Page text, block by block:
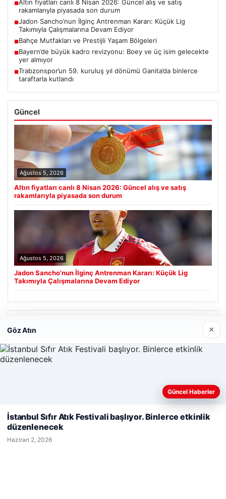
■Altın fiyatları canlı 8 Nisan 2026: Güncel alış ve satış
rakamlarıyla piyasada son durum
■Jadon Sancho’nun İlginç Antrenman Kararı: Küçük Lig
Takımıyla Çalışmalarına Devam Ediyor
■Bahçe Mutfakları ve Prestijli Yaşam Bölgeleri
■Bayern’de büyük kadro revizyonu: Boey ve üç isim gelecekte
yer almıyor
■Trabzonspor’un 59. kuruluş yıl dönümü Ganita’da binlerce
taraftarla kutlandı
Güncel
Ağustos 5, 2026
Altın fiyatları canlı 8 Nisan 2026: Güncel alış ve satış
rakamlarıyla piyasada son durum
Ağustos 5, 2026
Jadon Sancho’nun İlginç Antrenman Kararı: Küçük Lig
Takımıyla Çalışmalarına Devam Ediyor
Prenses Night Club
Nisan 29, 2026
© 2026 Haber Ülke
Web sitemizi nasıl kullandığınızı daha iyi anlayabilmek,
kullanıyoruz.Çerez Politikamız
Göz Atın ×
Güncel Haberler
İstanbul Sıfır Atık Festivali başlıyor. Binlerce etkinlik
düzenlenecek
Haziran 2, 2026